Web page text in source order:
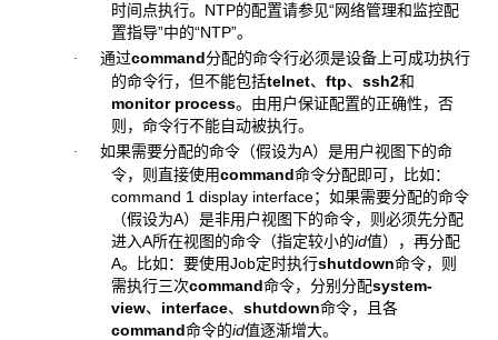
时间点执行。NTP的配置请参见“网络管理和监控配
置指导”中的“NTP”。
· 通过command分配的命令行必须是设备上可成功执行
的命令行，但不能包括telnet、 ftp、 ssh2和
monitor process。由用户保证配置的正确性，否
则，命令行不能自动被执行。
· 如果需要分配的命令（假设为A）是用户视图下的命
令，则直接使用command命令分配即可，比如：
command 1 display interface；如果需要分配的命令
（假设为A）是非用户视图下的命令，则必须先分配
进入A所在视图的命令（指定较小的id值），再分配
A。比如：要使用Job定时执行shutdown命令，则
需执行三次command命令，分别分配system-
view、 interface、 shutdown命令，且各
command命令的id值逐渐增大。